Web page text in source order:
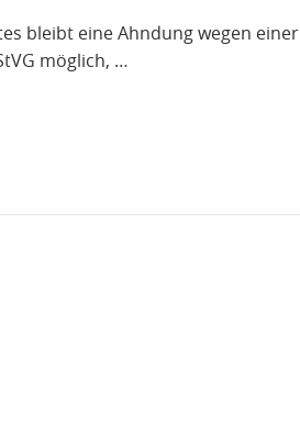
bleibt eine Ahndung wegen einer
möglich, …